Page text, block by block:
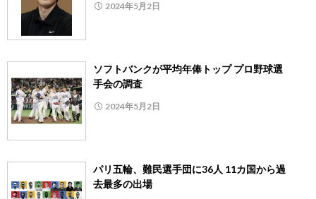
2024年5月2日
ソフトバンクが平均年俸トップ プロ野球選
手会の調査
2024年5月2日
パリ五輪、難民選手団に36人 11カ国から過
去最多の出場